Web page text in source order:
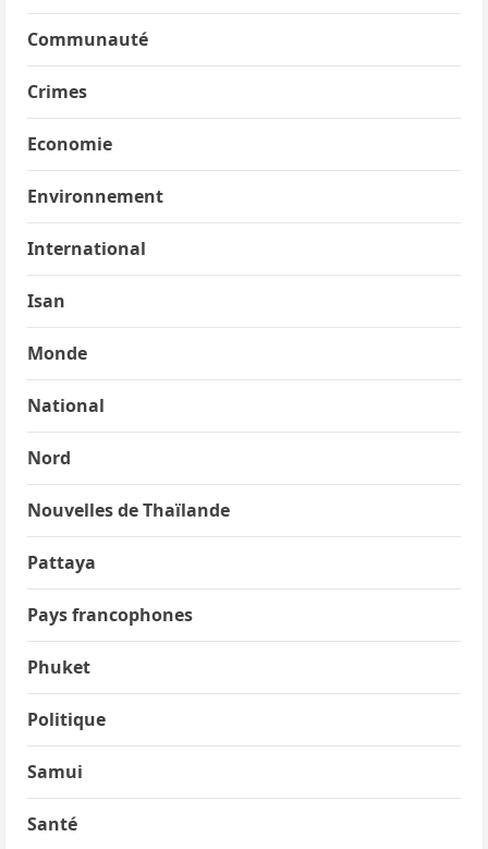
Communauté
Crimes
Economie
Environnement
International
Isan
Monde
National
Nord
Nouvelles de Thaïlande
Pattaya
Pays francophones
Phuket
Politique
Samui
Santé